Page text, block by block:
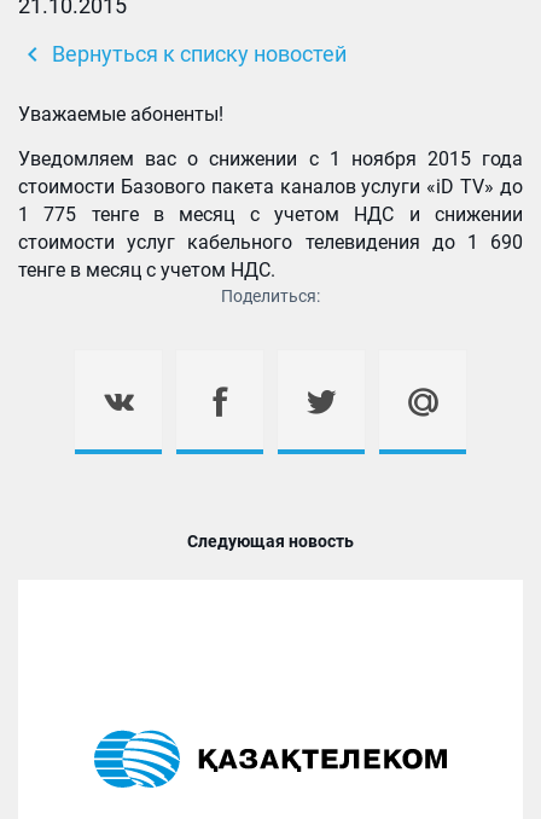
21.10.2015
chevron_left Вернуться к списку новостей
Уважаемые абоненты!
Уведомляем вас о снижении с 1 ноября 2015 года
стоимости Базового пакета каналов услуги «iD TV» до
1 775 тенге в месяц с учетом НДС и снижении
стоимости услуг кабельного телевидения до 1 690
тенге в месяц с учетом НДС.
Поделиться:
Следующая новость